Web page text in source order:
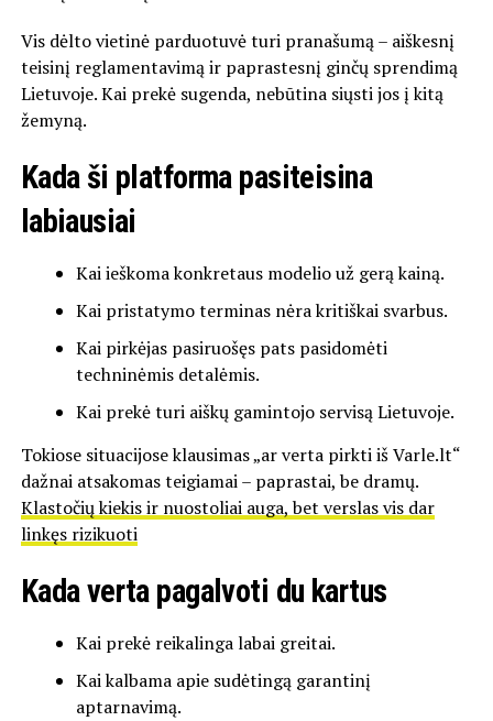
Vis dėlto vietinė parduotuvė turi pranašumą – aiškesnį
teisinį reglamentavimą ir paprastesnį ginčų sprendimą
Lietuvoje. Kai prekė sugenda, nebūtina siųsti jos į kitą
žemyną.
Kada ši platforma pasiteisina
labiausiai
Kai ieškoma konkretaus modelio už gerą kainą.
Kai pristatymo terminas nėra kritiškai svarbus.
Kai pirkėjas pasiruošęs pats pasidomėti
techninėmis detalėmis.
Kai prekė turi aiškų gamintojo servisą Lietuvoje.
Tokiose situacijose klausimas „ar verta pirkti iš Varle.lt“
dažnai atsakomas teigiamai – paprastai, be dramų.
Klastočių kiekis ir nuostoliai auga, bet verslas vis dar
linkęs rizikuoti
Kada verta pagalvoti du kartus
Kai prekė reikalinga labai greitai.
Kai kalbama apie sudėtingą garantinį
aptarnavimą.